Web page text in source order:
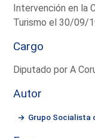
Intervención en la
Turismo el 30/09/
Cargo
Diputado por A
Autor
Grupo Socialista